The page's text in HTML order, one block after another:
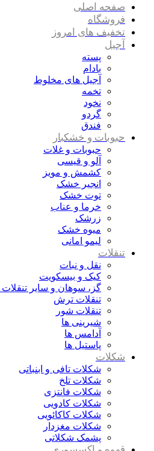
صفحه اصلی
فروشگاه
تخفیف های امروز
آجیل
پسته
بادام
آجیل های مخلوط
تخمه
نخود
گردو
فندق
حبوبات و خشکبار
حبوبات و غلات
آلو و قیسی
کشمش و مویز
انجیر خشک
توت خشک
خرما و عناب
زرشک
میوه خشک
لیمو امانی
تنقلات
نقل و نبات
کیک و بیسکویت
گز، سوهان و سایر
تنقلات ترش
تنقلات شور
شیرینی ها
آدامس ها
پاستیل ها
شکلات
شکلات تافی و ابنباتی
شکلات تلخ
شکلات فانتزی
شکلات کادویی
شکلات کاکائویی
شکلات مغزدار
پشمک شکلاتی